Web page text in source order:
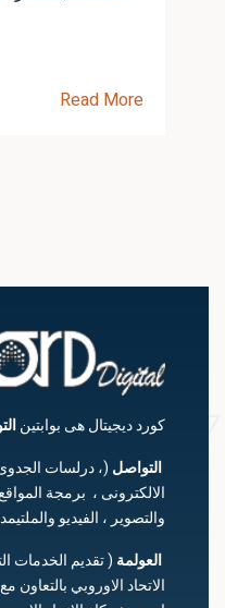
Read More
كورد ديجيتال هى بوابتين
التواصل (، درلسات
الالكترونى ، برمجة
والتصوير ، الفيديو
العولمة ( تقديم الخدمات